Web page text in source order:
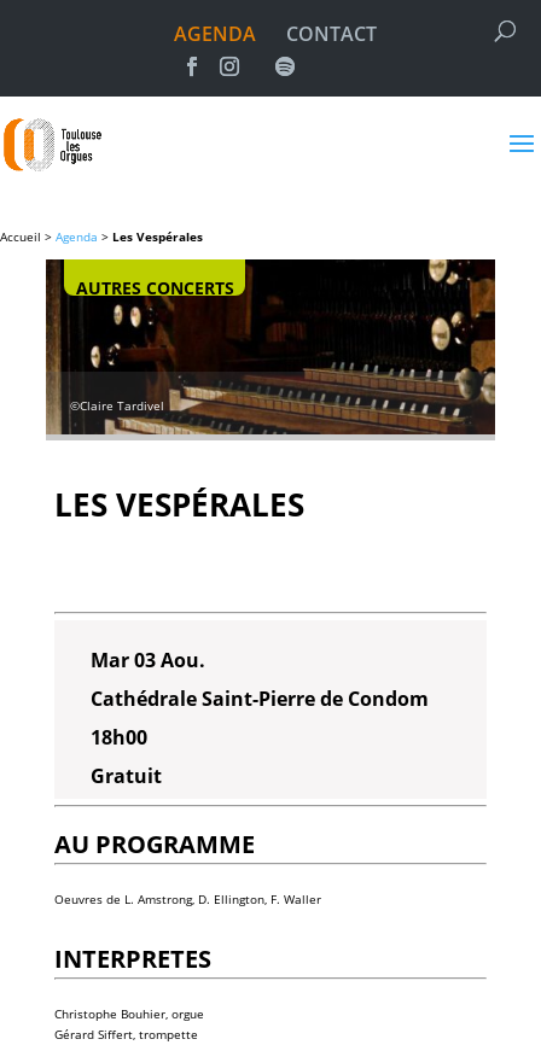
AGENDA CONTACT
Accueil > Agenda > Les Vespérales
AUTRES CONCERTS
©Claire Tardivel
LES VESPÉRALES
Mar 03 Aou.
Cathédrale Saint-Pierre de Condom
18h00
Gratuit
AU PROGRAMME
Oeuvres de L. Amstrong, D. Ellington, F. Waller
INTERPRETES
Christophe Bouhier, orgue
Gérard Siffert, trompette